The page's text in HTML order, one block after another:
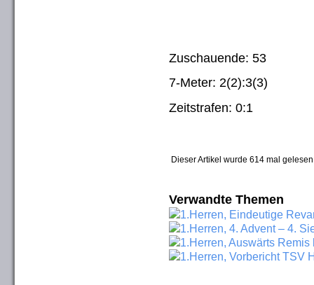
Zuschauende: 53
7-Meter: 2(2):3(3)
Zeitstrafen: 0:1
Dieser Artikel wurde 614 mal
Verwandte Themen
1.Herren, Eindeutige
1.Herren, 4. Advent – 4.
1.Herren, Auswärts Remis
1.Herren, Vorbericht TSV